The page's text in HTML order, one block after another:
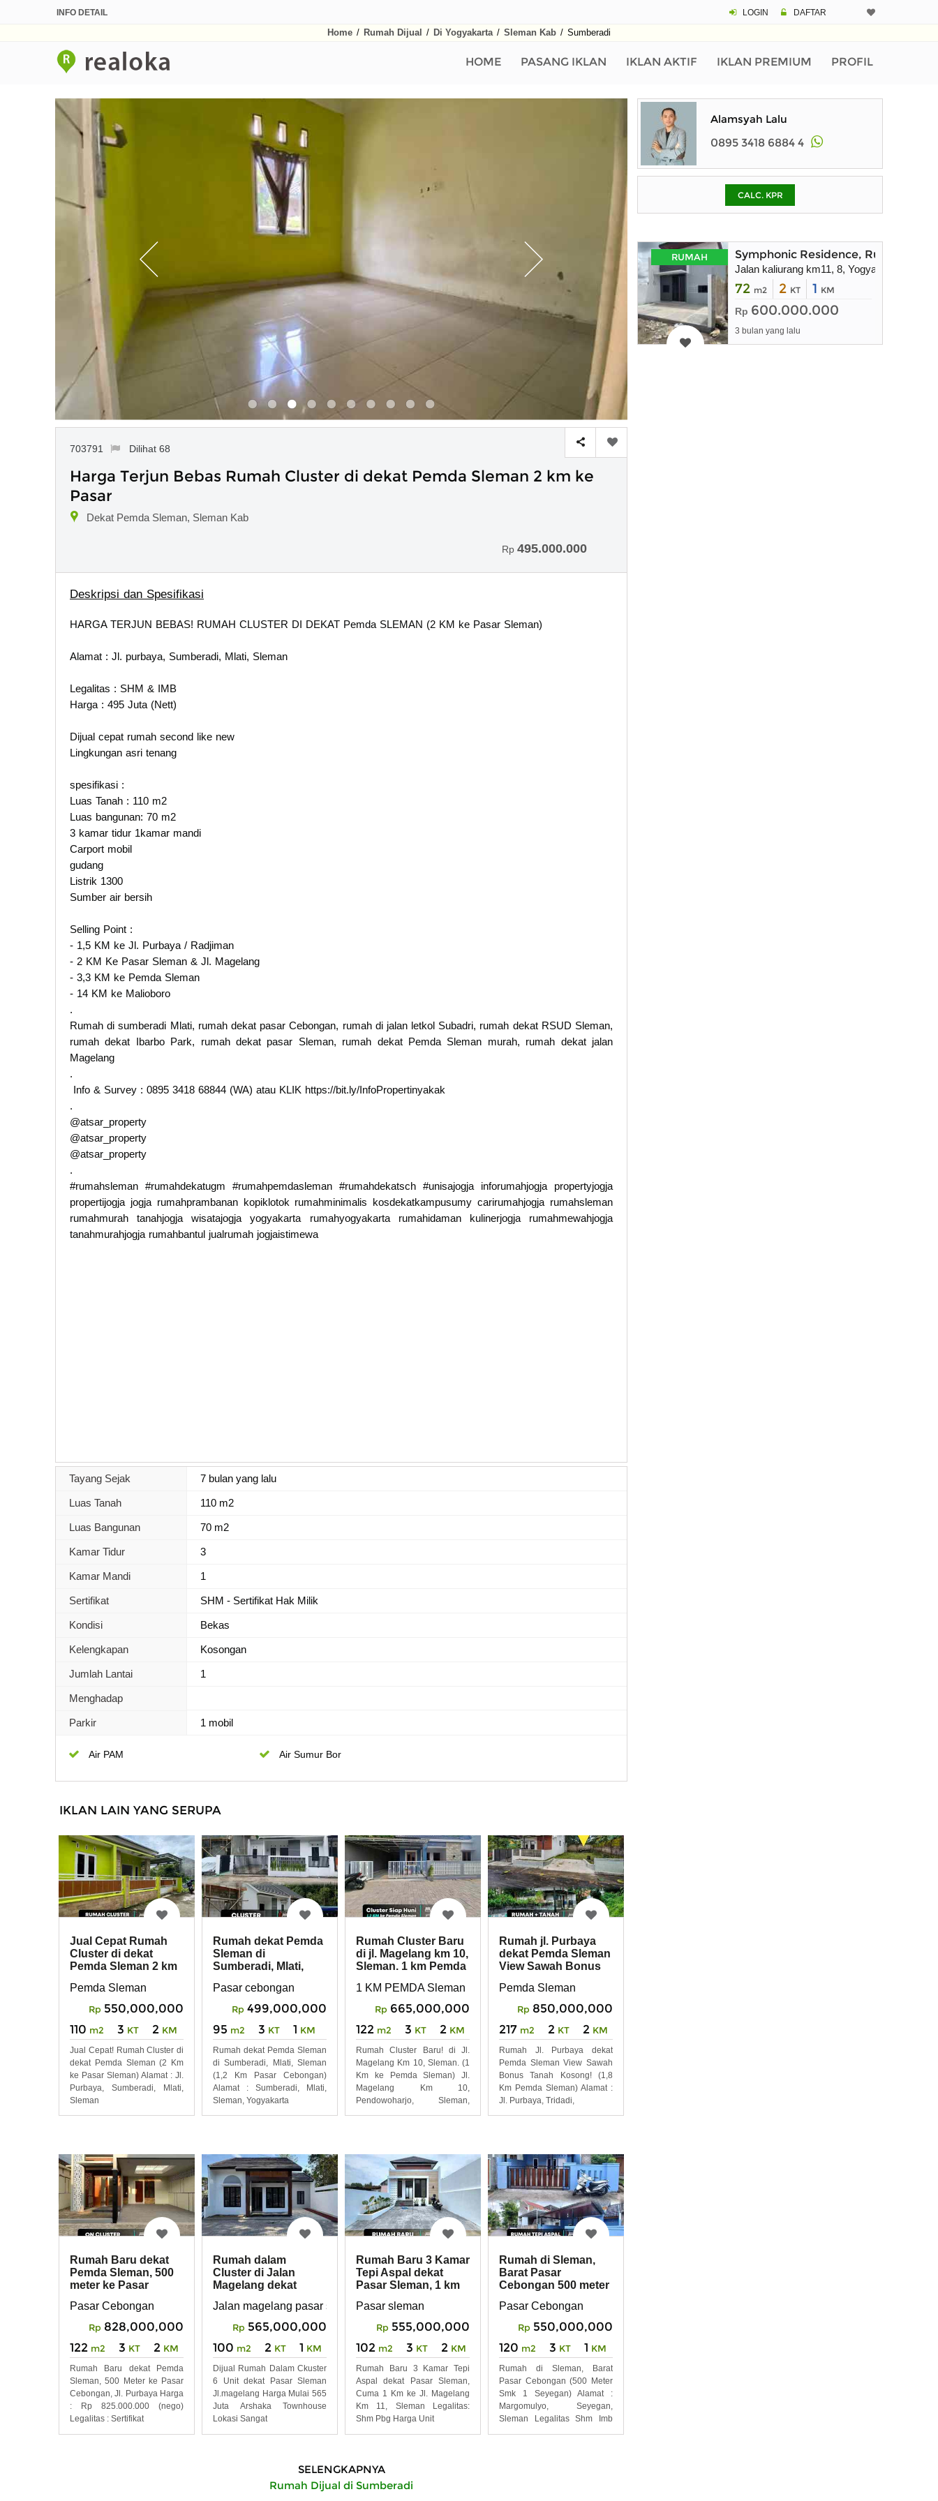
INFO DETAIL LOGIN DAFTAR
Home / Rumah Dijual / Di Yogyakarta / Sleman Kab / Sumberadi
HOME PASANG IKLAN IKLAN AKTIF IKLAN PREMIUM PROFIL
703791 Dilihat 68
Harga Terjun Bebas Rumah Cluster di dekat Pemda Sleman 2 km ke
Pasar
Dekat Pemda Sleman, Sleman Kab
Rp 495.000.000
Deskripsi dan Spesifikasi
HARGA TERJUN BEBAS! RUMAH CLUSTER DI DEKAT Pemda SLEMAN (2 KM ke Pasar Sleman)
Alamat : Jl. purbaya, Sumberadi, Mlati, Sleman
Legalitas : SHM & IMB
Harga : 495 Juta (Nett)
Dijual cepat rumah second like new
Lingkungan asri tenang
spesifikasi :
Luas Tanah : 110 m2
Luas bangunan: 70 m2
3 kamar tidur 1kamar mandi
Carport mobil
gudang
Listrik 1300
Sumber air bersih
Selling Point :
- 1,5 KM ke Jl. Purbaya / Radjiman
- 2 KM Ke Pasar Sleman & Jl. Magelang
- 3,3 KM ke Pemda Sleman
- 14 KM ke Malioboro
.
Rumah di sumberadi Mlati, rumah dekat pasar Cebongan, rumah di jalan letkol Subadri, rumah dekat RSUD Sleman,
rumah dekat Ibarbo Park, rumah dekat pasar Sleman, rumah dekat Pemda Sleman murah, rumah dekat jalan
Magelang
.
Info & Survey : 0895 3418 68844 (WA) atau KLIK https://bit.ly/InfoPropertinyakak
.
@atsar_property
@atsar_property
@atsar_property
.
#rumahsleman #rumahdekatugm #rumahpemdasleman #rumahdekatsch #unisajogja inforumahjogja propertyjogja
propertijogja jogja rumahprambanan kopiklotok rumahminimalis kosdekatkampusumy carirumahjogja rumahsleman
rumahmurah tanahjogja wisatajogja yogyakarta rumahyogyakarta rumahidaman kulinerjogja rumahmewahjogja
tanahmurahjogja rumahbantul jualrumah jogjaistimewa
Tayang Sejak 7 bulan yang lalu
Luas Tanah 110 m2
Luas Bangunan 70 m2
Kamar Tidur 3
Kamar Mandi 1
Sertifikat SHM - Sertifikat Hak Milik
Kondisi Bekas
Kelengkapan Kosongan
Jumlah Lantai 1
Menghadap
Parkir 1 mobil
Air PAM Air Sumur Bor
IKLAN LAIN YANG SERUPA
Jual Cepat Rumah
Cluster di dekat
Pemda Sleman 2 km
Pemda Sleman
Rp 550,000,000
110 m2 3 KT 2 KM
Jual Cepat! Rumah Cluster di
dekat Pemda Sleman (2 Km
ke Pasar Sleman) Alamat : Jl.
Purbaya, Sumberadi, Mlati,
Sleman
Rumah dekat Pemda
Sleman di
Sumberadi, Mlati,
Pasar cebongan
Rp 499,000,000
95 m2 3 KT 1 KM
Rumah dekat Pemda Sleman
di Sumberadi, Mlati, Sleman
(1,2 Km Pasar Cebongan)
Alamat : Sumberadi, Mlati,
Sleman, Yogyakarta
Rumah Cluster Baru
di jl. Magelang km 10,
Sleman. 1 km Pemda
1 KM PEMDA Sleman
Rp 665,000,000
122 m2 3 KT 2 KM
Rumah Cluster Baru! di Jl.
Magelang Km 10, Sleman. (1
Km ke Pemda Sleman) Jl.
Magelang Km 10,
Pendowoharjo, Sleman,
Rumah jl. Purbaya
dekat Pemda Sleman
View Sawah Bonus
Pemda Sleman
Rp 850,000,000
217 m2 2 KT 2 KM
Rumah Jl. Purbaya dekat
Pemda Sleman View Sawah
Bonus Tanah Kosong! (1,8
Km Pemda Sleman) Alamat :
Jl. Purbaya, Tridadi,
Rumah Baru dekat
Pemda Sleman, 500
meter ke Pasar
Pasar Cebongan
Rp 828,000,000
122 m2 3 KT 2 KM
Rumah Baru dekat Pemda
Sleman, 500 Meter ke Pasar
Cebongan, Jl. Purbaya Harga
: Rp 825.000.000 (nego)
Legalitas : Sertifikat
Rumah dalam
Cluster di Jalan
Magelang dekat
Jalan magelang pasar sleman
Rp 565,000,000
100 m2 2 KT 1 KM
Dijual Rumah Dalam Ckuster
6 Unit dekat Pasar Sleman
Jl.magelang Harga Mulai 565
Juta Arshaka Townhouse
Lokasi Sangat
Rumah Baru 3 Kamar
Tepi Aspal dekat
Pasar Sleman, 1 km
Pasar sleman
Rp 555,000,000
102 m2 3 KT 2 KM
Rumah Baru 3 Kamar Tepi
Aspal dekat Pasar Sleman,
Cuma 1 Km ke Jl. Magelang
Km 11, Sleman Legalitas:
Shm Pbg Harga Unit
Rumah di Sleman,
Barat Pasar
Cebongan 500 meter
Pasar Cebongan
Rp 550,000,000
120 m2 3 KT 1 KM
Rumah di Sleman, Barat
Pasar Cebongan (500 Meter
Smk 1 Seyegan) Alamat :
Margomulyo, Seyegan,
Sleman Legalitas Shm Imb
SELENGKAPNYA
Rumah Dijual di Sumberadi
Pinjaman (PIN)
pada kotak-
Alamsyah Lalu
0895 3418 6884 4
CALC. KPR
RUMAH Symphonic Residence, Rumah
Jalan kaliurang km11, 8, Yogyakarta
72 m2 2 KT 1 KM
Rp 600.000.000
3 bulan yang lalu